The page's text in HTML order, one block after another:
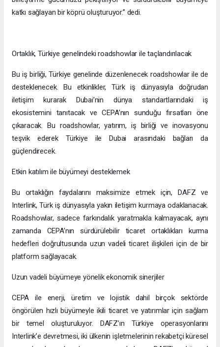
kolaylaştırma adına adımlar attığını ve Türk işletmelerinin
Yapılan iş birliğine dair memnuniyetini dile getiren Interlink
çerçevesiyle uyumlu olarak, Türk işletmelerine operasyonel
kolaylık, pazar erişimi ve Dubai’deki stratejik fırsatlardan
yararlanma imkanı sunuyor. DAFZ ile on iki yıllık ortaklığımız,
Türkiye’nin dinamik ekonomisini Dubai’nin küresel ticaret ağıyla
birleştirme gücümüzü pekiştiriyor ve sürdürülebilir büyümeye
katkı sağlayan bir köprü oluşturuyor.” dedi.
Ortaklık, Türkiye genelindeki roadshowlar ile taçlandırılacak
Bu iş birliği, Türkiye genelinde düzenlenecek roadshowlar ile de
desteklenecek. Bu etkinlikler, Türk iş dünyasıyla doğrudan